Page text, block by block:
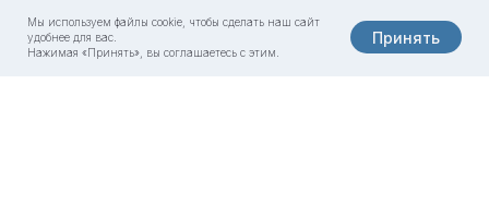
Мы используем файлы cookie, чтобы сделать наш сайт
удобнее для вас.
Нажимая «Принять», вы соглашаетесь с этим.
Принять